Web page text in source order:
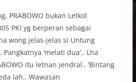
PRABOWO bukan Letkol
PKI yg berperan sebagai
wong jelas-jelas si Untung
‘melati dua’.. Lha
itu letnan jendral.. ‘Bintang
lah.. Wawasan